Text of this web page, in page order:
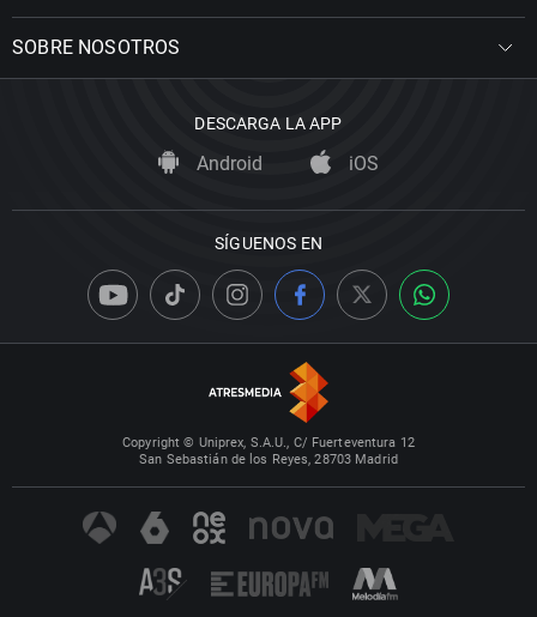
SOBRE NOSOTROS
DESCARGA LA APP
Android iOS
SÍGUENOS EN
Copyright © Uniprex, S.A.U., C/ Fuerteventura 12
San Sebastián de los Reyes, 28703 Madrid